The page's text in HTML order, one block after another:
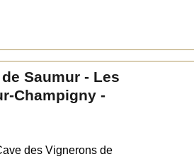
Saumur - Les
Champigny -
des Vignerons de